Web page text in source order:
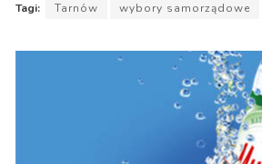
Tagi: Tarnów wybory samorządowe